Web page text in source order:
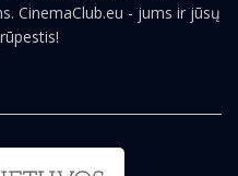
CinemaClub.eu - jums ir jūsų